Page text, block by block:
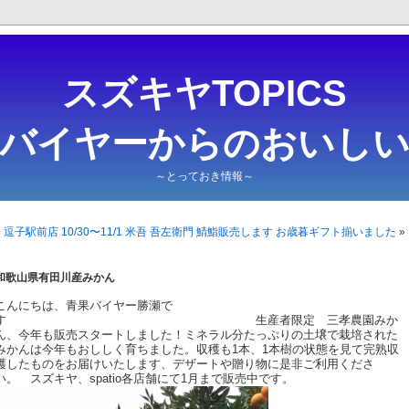
スズキヤTOPICS
イヤーからのおいし
～とっておき情報～
逗子駅前店 10/30〜11/1 米吾 吾左衛門 鯖鮨販売します お歳暮ギフト揃いました »
歌山県有田川産みかん
んにちは、青果バイヤー勝瀬で
生産者限定 三孝農園みか
、今年も販売スタートしました！ミネラル分たっぷりの土壌で栽培された
かんは今年もおししく育ちました。収穫も1本、1本樹の状態を見て完熟収
したものをお届けいたします、デザートや贈り物に是非ご利用くださ
。 スズキヤ、spatio各店舗にて1月まで販売中です。